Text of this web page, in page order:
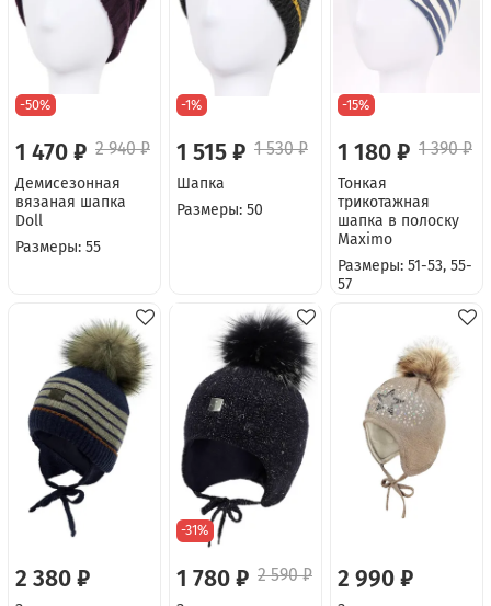
-50%
1 470 ₽ 2 940 ₽
Демисезонная
вязаная шапка
Doll
Размеры: 55
-1%
1 515 ₽ 1 530 ₽
Шапка
Размеры: 50
-15%
1 180 ₽ 1 390 ₽
Тонкая
трикотажная
шапка в полоску
Maximo
Размеры: 51-53, 55-
57
2 380 ₽
-31%
1 780 ₽ 2 590 ₽ 2 990 ₽